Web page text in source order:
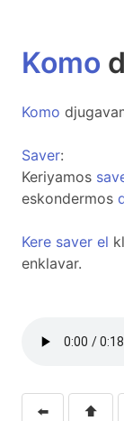
Komo
Komo
Saver:
Keriyamos
eskondermos
Kere saver el
enklavar.
⬅️ ⬆️